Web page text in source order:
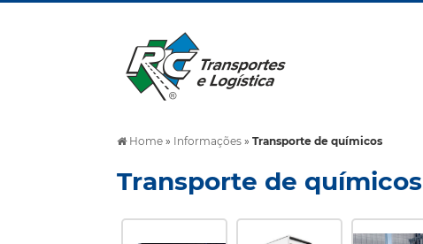
Home » Informações » Transporte de químicos
Transporte de químicos